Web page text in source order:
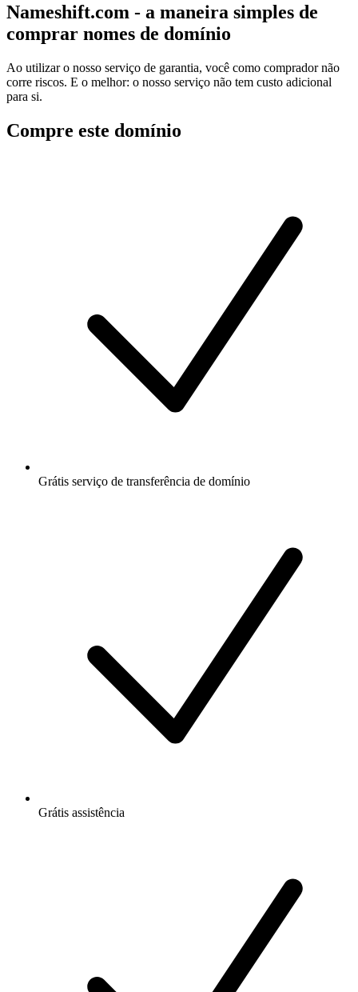
Nameshift.com - a maneira simples de
comprar nomes de domínio
Ao utilizar o nosso serviço de garantia, você como comprador não
corre riscos. E o melhor: o nosso serviço não tem custo adicional
para si.
Compre este domínio
Grátis serviço de transferência de domínio
Grátis assistência